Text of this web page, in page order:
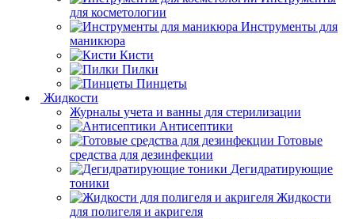
для косметологии
Инструменты для
маникюра
Кисти
Пилки
Пинцеты
Жидкости
Журналы учета и ванны для стерилизации
Антисептики
Готовые
средства для дезинфекции
Дегидратирующие
тоники
Жидкости
для полигеля и акригеля